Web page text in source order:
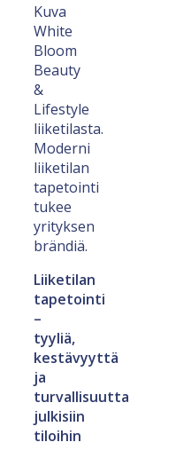
Kuva
White
Bloom
Beauty
&
Lifestyle
liiketilasta.
Moderni
liiketilan
tapetointi
tukee
yrityksen
brändiä.
Liiketilan
tapetointi
–
tyyliä,
kestävyyttä
ja
turvallisuutta
julkisiin
tiloihin